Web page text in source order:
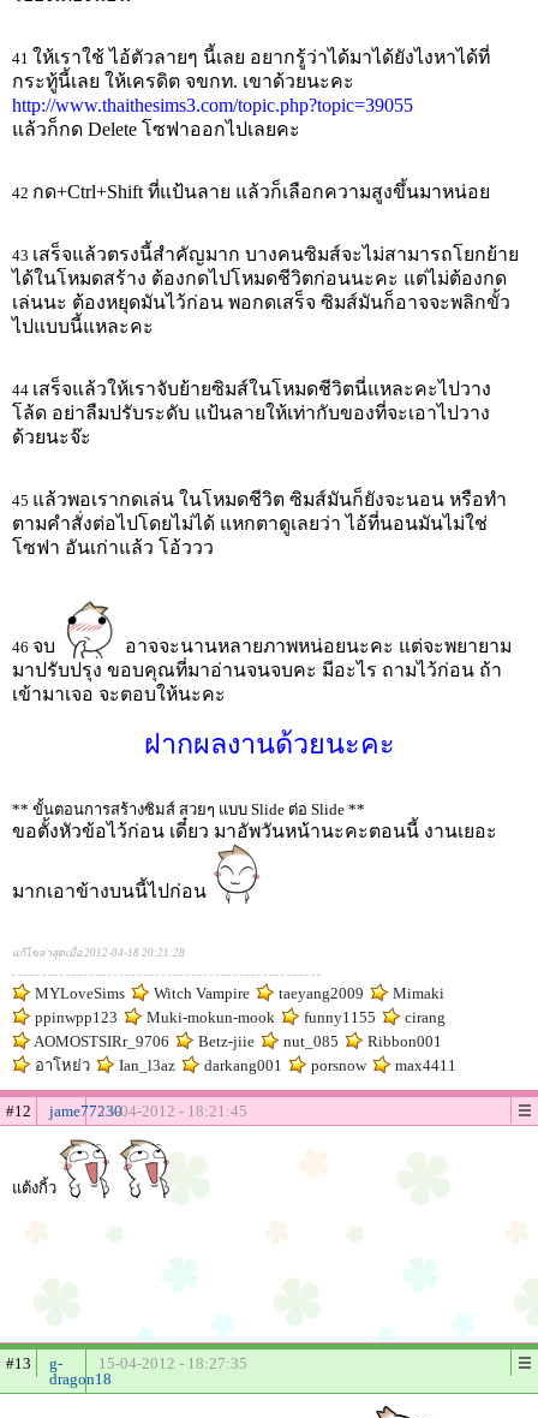
41 ให้เราใช้ ไอ้ตัวลายๆ นี้เลย อยากรู้ว่าได้มาได้ยังไงหาได้ที่
กระทู้นี้เลย ให้เครดิต จขกท. เขาด้วยนะคะ
http://www.thaithesims3.com/topic.php?topic=39055
แล้วก็กด Delete โซฟาออกไปเลยคะ
42 กด+Ctrl+Shift ที่แป้นลาย แล้วก็เลือกความสูงขึ้นมาหน่อย
43 เสร็จแล้วตรงนี้สำคัญมาก บางคนซิมส์จะไม่สามารถโยกย้าย
ได้ในโหมดสร้าง ต้องกดไปโหมดชีวิตก่อนนะคะ แต่ไม่ต้องกด
เล่นนะ ต้องหยุดมันไว้ก่อน พอกดเสร็จ ซิมส์มันก็อาจจะพลิกขั้ว
ไปแบบนี้แหละคะ
44 เสร็จแล้วให้เราจับย้ายซิมส์ในโหมดชีวิตนี่แหละคะไปวาง
โล้ด อย่าลืมปรับระดับ แป้นลายให้เท่ากับของที่จะเอาไปวาง
ด้วยนะจ๊ะ
45 แล้วพอเรากดเล่น ในโหมดชีวิต ซิมส์มันก็ยังจะนอน หรือทำ
ตามคำสั่งต่อไปโดยไม่ได้ แหกตาดูเลยว่า ไอ้ที่นอนมันไม่ใช่
โซฟา อันเก่าแล้ว โอ้ววว
46 จบ
อาจจะนานหลายภาพหน่อยนะคะ แต่จะพยายาม
มาปรับปรุง ขอบคุณที่มาอ่านจนจบคะ มีอะไร ถามไว้ก่อน ถ้า
เข้ามาเจอ จะตอบให้นะคะ
ฝากผลงานด้วยนะคะ
** ขั้นตอนการสร้างซิมส์ สวยๆ แบบ Slide ต่อ Slide **
ขอตั้งหัวข้อไว้ก่อน เดี๋ยว มาอัพวันหน้านะคะตอนนี้ งานเยอะ
มากเอาข้างบนนี้ไปก่อน
แก้ไขล่าสุดเมื่อ 2012-04-18 20:21:28
MYLoveSims Witch Vampire taeyang2009
Mimaki
ppinwpp123
Muki-mokun-mook funny1155
cirang
AOMOSTSIRr_9706
Betz-jiie nut_085
Ribbon001
อาโหย่ว
Ian_l3az darkang001 porsnow max4411
#12 jame7723015-04-2012 - 18:21:45
แต้งกิ้ว
#13
g-
dragon18
15-04-2012 - 18:27:35